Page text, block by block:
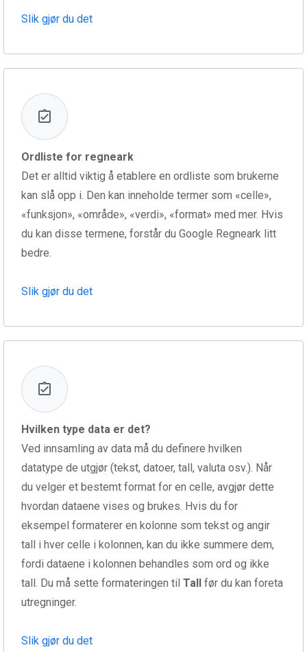
Slik gjør du det
Ordliste for regneark
Det er alltid viktig å etablere en ordliste som brukerne
kan slå opp i. Den kan inneholde termer som «celle»,
«funksjon», «område», «verdi», «format» med mer. Hvis
du kan disse termene, forstår du Google Regneark litt
bedre.
Slik gjør du det
Hvilken type data er det?
Ved innsamling av data må du definere hvilken
datatype de utgjør (tekst, datoer, tall, valuta osv.). Når
du velger et bestemt format for en celle, avgjør dette
hvordan dataene vises og brukes. Hvis du for
eksempel formaterer en kolonne som tekst og angir
tall i hver celle i kolonnen, kan du ikke summere dem,
fordi dataene i kolonnen behandles som ord og ikke
tall. Du må sette formateringen til Tall før du kan foreta
utregninger.
Slik gjør du det